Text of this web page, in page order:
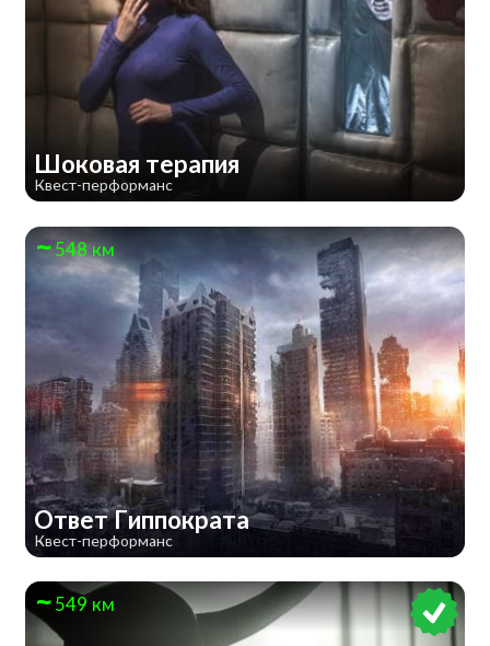
Шоковая терапия
Квест-перформанс
548 км
Ответ Гиппократа
Квест-перформанс
549 км